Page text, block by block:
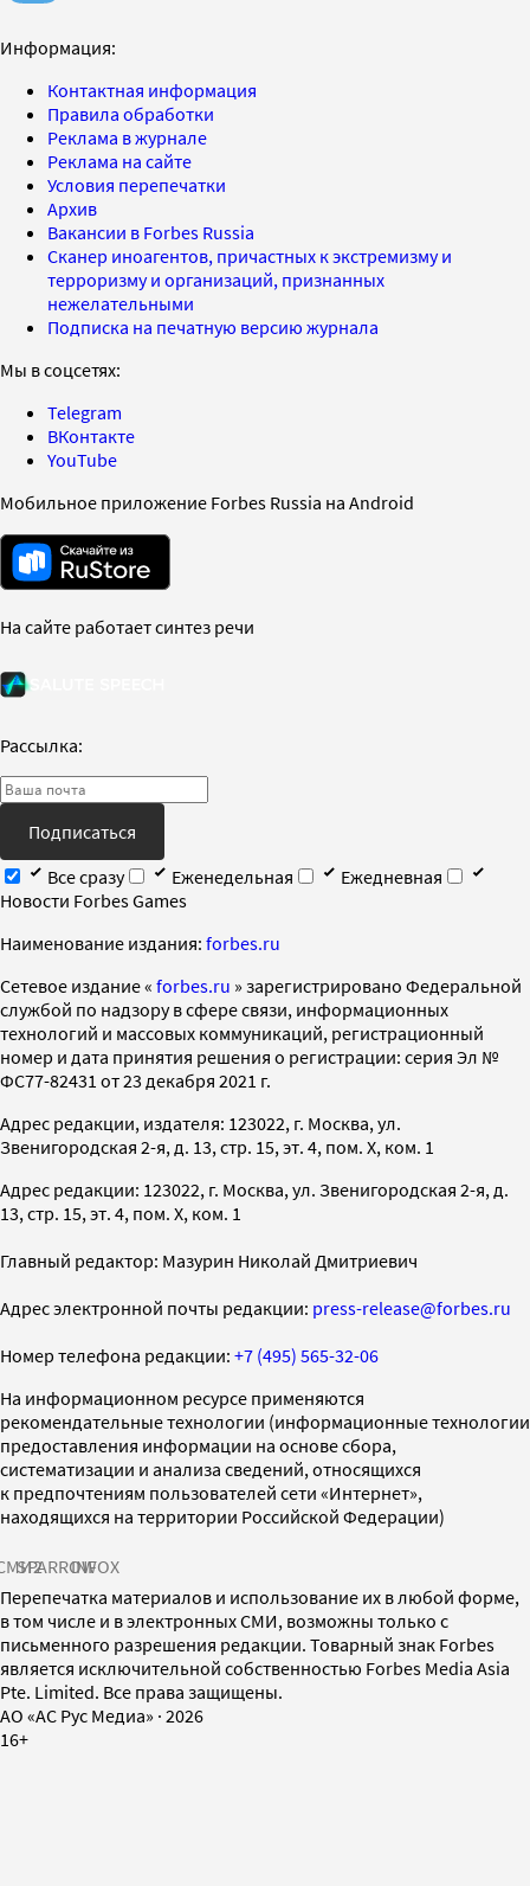
Информация:
Контактная информация
Правила обработки
Реклама в журнале
Реклама на сайте
Условия перепечатки
Архив
Вакансии в Forbes Russia
Сканер иноагентов, причастных к экстремизму и
терроризму и организаций, признанных
нежелательными
Подписка на печатную версию журнала
Мы в соцсетях:
Telegram
ВКонтакте
YouTube
Мобильное приложение Forbes Russia на Android
На сайте работает синтез речи
Рассылка:
Подписаться
Все сразу
Еженедельная
Ежедневная
Новости Forbes Games
Наименование издания: forbes.ru
Cетевое издание « forbes.ru » зарегистрировано Федеральной
службой по надзору в сфере связи, информационных
технологий и массовых коммуникаций, регистрационный
номер и дата принятия решения о регистрации: серия Эл №
ФС77-82431 от 23 декабря 2021 г.
Адрес редакции, издателя: 123022, г. Москва, ул.
Звенигородская 2-я, д. 13, стр. 15, эт. 4, пом. X, ком. 1
Адрес редакции: 123022, г. Москва, ул. Звенигородская 2-я, д.
13, стр. 15, эт. 4, пом. X, ком. 1
Главный редактор: Мазурин Николай Дмитриевич
Адрес электронной почты редакции: press-release@forbes.ru
Номер телефона редакции: +7 (495) 565-32-06
На информационном ресурсе применяются
рекомендательные технологии (информационные технологии
предоставления информации на основе сбора,
систематизации и анализа сведений, относящихся
к предпочтениям пользователей сети «Интернет»,
находящихся на территории Российской Федерации)
SPARROWINFOX
Перепечатка материалов и использование их в любой форме,
в том числе и в электронных СМИ, возможны только с
письменного разрешения редакции. Товарный знак Forbes
является исключительной собственностью Forbes Media Asia
Pte. Limited. Все права защищены.
AO «АС Рус Медиа» · 2026
16+